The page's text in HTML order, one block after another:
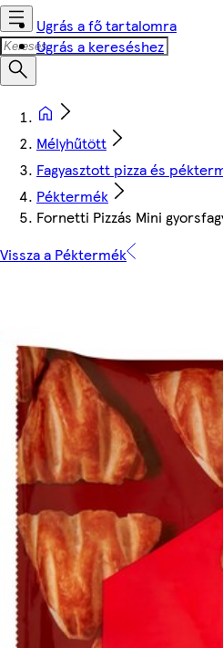
Ugrás a fő tartalomra
Ugrás a kereséshez
Mélyhűtött
Fagyasztott pizza és
Péktermék
Fornetti Pizzás Mini
Vissza a Péktermék